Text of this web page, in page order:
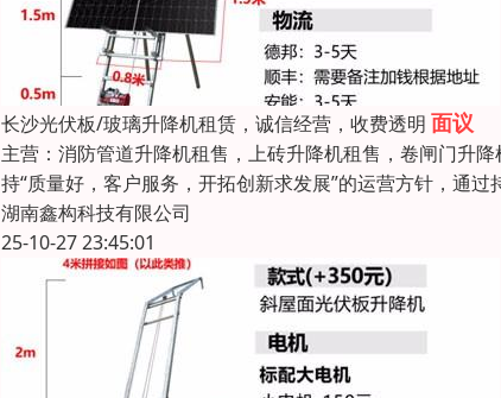
长沙光伏板/玻璃升降机租赁，诚信经营，收费透明 面议
主营：消防管道升降机租售，上砖升降机租售，卷闸门升
持“质量好，客户服务，开拓创新求发展”的运营方针，通
湖南鑫构科技有限公司
25-10-27 23:45:01